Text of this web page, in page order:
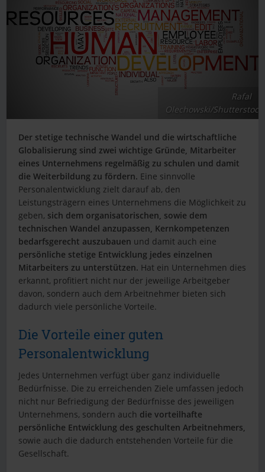
Rafal
Olechowski/
Der stetige technische Wandel und die wirtschaftliche
Globalisierung sind zwei wichtige Gründe, Mitarbeiter
eines Unternehmens regelmäßig zu schulen und damit
die Weiterbildung zu fördern. Eine sinnvolle
Personalentwicklung zielt darauf ab, den
Leistungsträgern eines Unternehmens die Möglichkeit zu
geben, sich dem organisatorischen, sowie dem
technischen Wandel anzupassen, Kernkompetenzen
bedarfsgerecht auszubauen und damit auch eine
persönliche stetige Entwicklung jedes einzelnen
Mitarbeiters zu unterstützen. Hat ein Unternehmen dies
erkannt, profitiert nicht nur der jeweilige Arbeitgeber
davon, sondern auch dem Arbeitnehmer bieten sich
dadurch viele persönliche Vorteile.
Die Vorteile einer guten
Personalentwicklung
Jedes Unternehmen verfügt über ganz individuelle
Bedürfnisse. Die zu erreichenden Ziele umfassen jedoch
nicht nur Befriedigung der Bedürfnisse des jeweiligen
Unternehmens, sondern auch die vorteilhafte
persönliche Entwicklung des geschulten Arbeitnehmers,
sowie auch die dadurch entstehenden Vorteile für die
Gesellschaft.